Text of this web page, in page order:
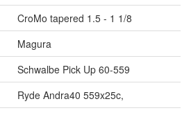
CroMo tapered 1.5 - 1 1/8
Magura
Schwalbe Pick Up 60-559
Ryde Andra40 559x25c,